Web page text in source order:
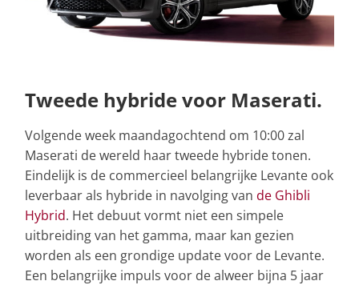
Tweede hybride voor Maserati.
Volgende week maandagochtend om 10:00 zal
Maserati de wereld haar tweede hybride tonen.
Eindelijk is de commercieel belangrijke Levante ook
leverbaar als hybride in navolging van de Ghibli
Hybrid. Het debuut vormt niet een simpele
uitbreiding van het gamma, maar kan gezien
worden als een grondige update voor de Levante.
Een belangrijke impuls voor de alweer bijna 5 jaar